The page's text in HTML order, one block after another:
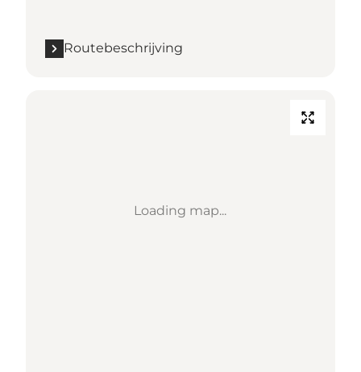
Routebeschrijving
Loading map...